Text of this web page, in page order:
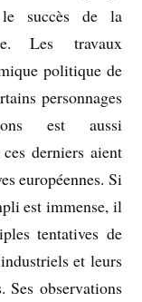
le succès de la
Les travaux
politique de
personnages
est aussi
derniers aient
européennes. Si
est immense, il
tentatives de
et leurs
Ses observations